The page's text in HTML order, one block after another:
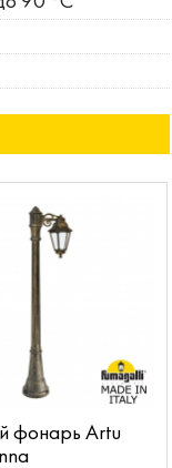
фонарь Artu